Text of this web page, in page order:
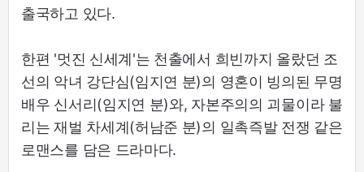
출국하고 있다.
한편 '멋진 신세계'는 천출에서 희빈까지 올랐던 조
선의 악녀 강단심(임지연 분)의 영혼이 빙의된 무명
배우 신서리(임지연 분)와, 자본주의의 괴물이라 불
리는 재벌 차세계(허남준 분)의 일촉즉발 전쟁 같은
로맨스를 담은 드라마다.